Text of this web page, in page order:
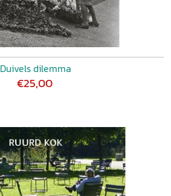
Duivels dilemma
€25,00